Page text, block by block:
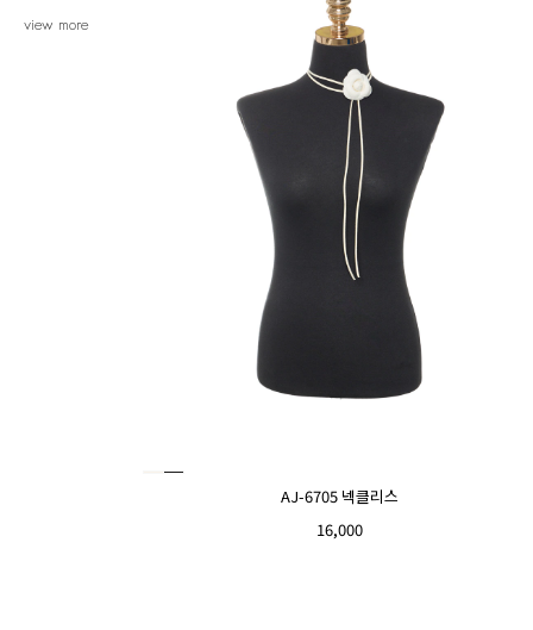
view more
AJ-6705 넥클리스
16,000